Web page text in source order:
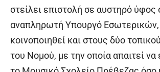
στείλει επιστολή σε αυστηρό ύφος
αναπληρωτή Υπουργό Εσωτερικών,
κοινοποιηθεί και στους δύο
του Νομού, με την οποία απαιτεί να